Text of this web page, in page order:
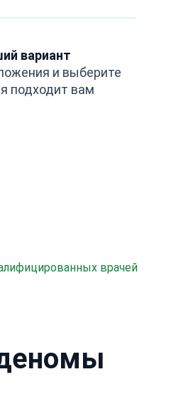
вариант
и выберите
подходит вам
врачей